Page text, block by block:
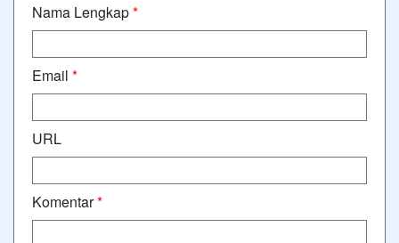
Nama Lengkap*
Email *
URL
Komentar*